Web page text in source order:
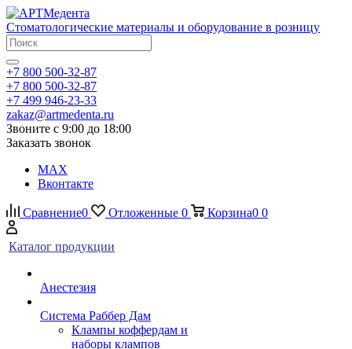
Стоматологические материалы и оборудование в розницу
+7 800 500-32-87
+7 800 500-32-87
+7 499 946-23-33
zakaz@artmedenta.ru
Звоните с 9:00 до 18:00
Заказать звонок
MAX
Вконтакте
Сравнение0 Отложенные 0 Корзина0 0
Каталог продукции
Анестезия
Система Раббер Дам
Клампы коффердам и
наборы клампов